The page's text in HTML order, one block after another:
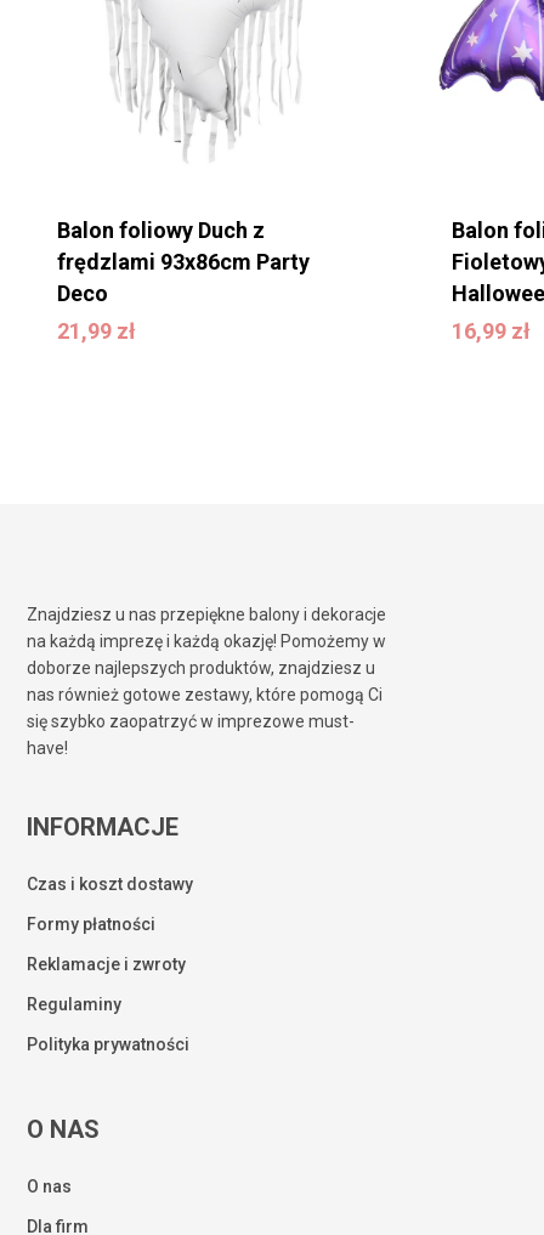
Balon foliowy Duch z
frędzlami 93x86cm Party
Deco
21,99 zł
21,99zł
Balon
16,99 zł
16,99zł
Znajdziesz u nas przepiękne balony i dekoracje
na każdą imprezę i każdą okazję! Pomożemy w
doborze najlepszych produktów, znajdziesz u
nas również gotowe zestawy, które pomogą Ci
się szybko zaopatrzyć w imprezowe must-
have!
INFORMACJE
Czas i koszt dostawy
Formy płatności
Reklamacje i zwroty
Regulaminy
Polityka prywatności
O NAS
O nas
Dla firm